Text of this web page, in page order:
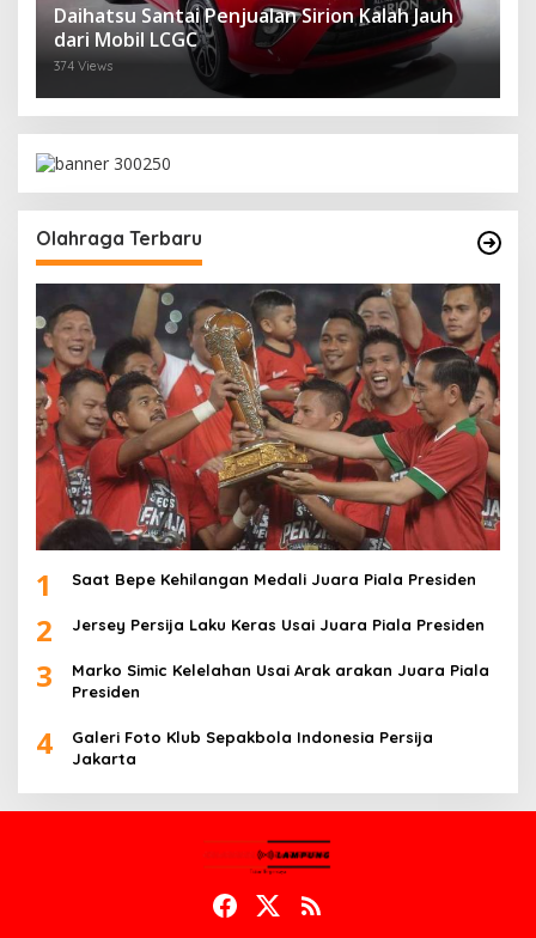
Daihatsu Santai Penjualan Sirion Kalah Jauh
dari Mobil LCGC
374 Views
Olahraga Terbaru
1 Saat Bepe Kehilangan Medali Juara Piala Presiden
2 Jersey Persija Laku Keras Usai Juara Piala Presiden
3
Marko Simic Kelelahan Usai Arak arakan Juara Piala
Presiden
4
Galeri Foto Klub Sepakbola Indonesia Persija
Jakarta